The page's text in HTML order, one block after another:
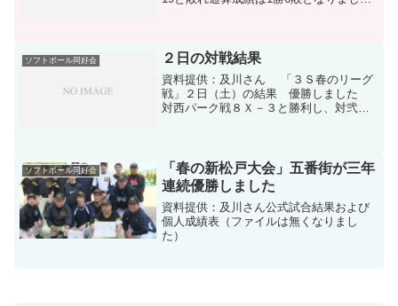
ソフトボール同好会 ２日の対戦結果
資料提供：及川さん 「３Ｓ春のリーグ
戦」２日（土）の結果 優勝しました
対西パーク戦８Ｘ－３と勝利し、対弐番
と勝敗表160703...
ソフトボール同好会
「春の新松戸大会」五番街が三年
連続優勝しました
資料提供：及川さん公式試合結果および
個人成績表（ファイルは無くなりまし
た）